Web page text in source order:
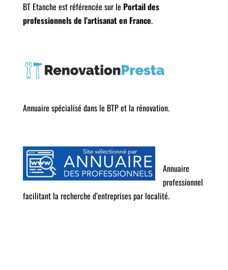
BT Etanche est référencée sur le Portail des
professionnels de l’artisanat en France.
Annuaire spécialisé dans le BTP et la rénovation.
Annuaire
professionnel
facilitant la recherche d’entreprises par localité.